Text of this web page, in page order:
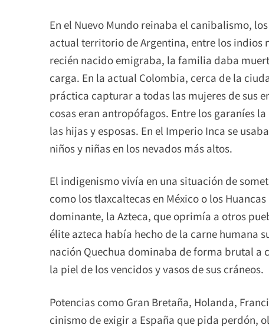
En el Nuevo Mundo reinaba el canibalismo,
actual territorio de Argentina, entre los
recién nacido emigraba, la familia daba
carga. En la actual Colombia, cerca de la
práctica capturar a todas las mujeres de sus
cosas eran antropófagos. Entre los garaníes
las hijas y esposas. En el Imperio Inca se
niños y niñas en los nevados más altos.
El indigenismo vivía en una situación de
como los tlaxcaltecas en México o los
dominante, la Azteca, que oprimía a otros
élite azteca había hecho de la carne humana
nación Quechua dominaba de forma brutal a
la piel de los vencidos y vasos de sus cráneos.
Potencias como Gran Bretaña, Holanda,
cinismo de exigir a España que pida perdón,